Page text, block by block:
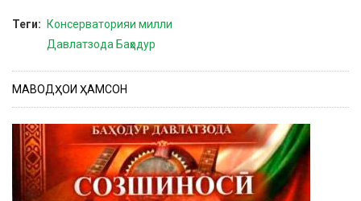
Теги
Консерваторияи милли
Давлатзода Баҳодур
МАВОДҲОИ ҲАМСОН